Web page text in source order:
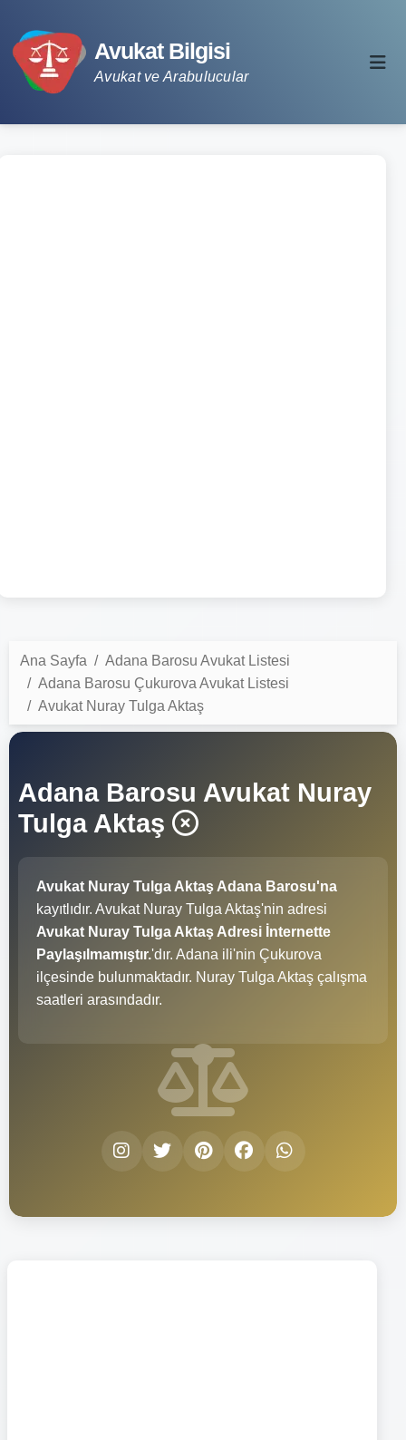
Avukat Bilgisi
Avukat ve Arabulucular
Ana Sayfa
Adana Barosu Avukat Listesi
Adana Barosu Çukurova Avukat Listesi
Avukat Nuray Tulga Aktaş
Adana Barosu Avukat Nuray
Tulga Aktaş
Avukat Nuray Tulga Aktaş Adana Barosu'na
kayıtlıdır. Avukat Nuray Tulga Aktaş'nin adresi
Avukat Nuray Tulga Aktaş Adresi İnternette
Paylaşılmamıştır.'dır. Adana ili'nin Çukurova
ilçesinde bulunmaktadır. Nuray Tulga Aktaş çalışma
saatleri arasındadır.